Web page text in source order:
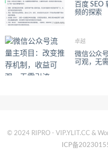
百度 SEO
频的探索
卓越
微信公众
可观，无
© 2024 RIPRO - VIP.YLIT.CC &
ICP备